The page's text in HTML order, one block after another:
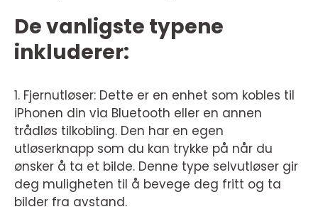
De vanligste typene
inkluderer:
1. Fjernutløser: Dette er en enhet som kobles til
iPhonen din via Bluetooth eller en annen
trådløs tilkobling. Den har en egen
utløserknapp som du kan trykke på når du
ønsker å ta et bilde. Denne type selvutløser gir
deg muligheten til å bevege deg fritt og ta
bilder fra avstand.